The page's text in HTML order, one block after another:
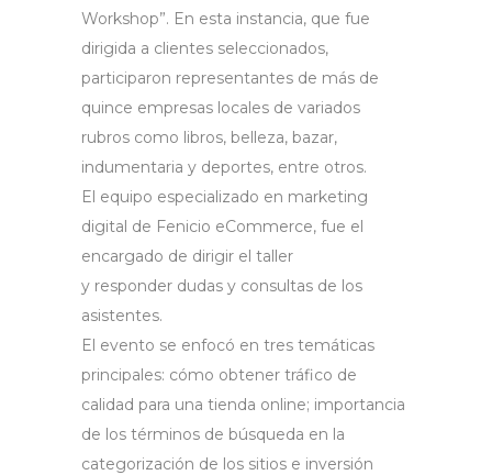
Workshop”. En esta instancia, que fue
dirigida a clientes seleccionados,
participaron representantes de más de
quince empresas locales de variados
rubros como libros, belleza, bazar,
indumentaria y deportes, entre otros.
El equipo especializado en marketing
digital de Fenicio eCommerce, fue el
encargado de dirigir el taller
y responder dudas y consultas de los
asistentes.
El evento se enfocó en tres temáticas
principales: cómo obtener tráfico de
calidad para una tienda online; importancia
de los términos de búsqueda en la
categorización de los sitios e inversión